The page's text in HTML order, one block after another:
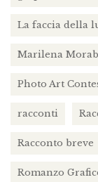
La faccia della
Marilena
Photo Art
racconti
Racconto breve
Romanzo